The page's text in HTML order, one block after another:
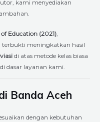
kami menyediakan
Education (2021)
terbukti meningkatkan hasil
di atas metode kelas biasa
dasar layanan kami.
Banda Aceh
dengan kebutuhan